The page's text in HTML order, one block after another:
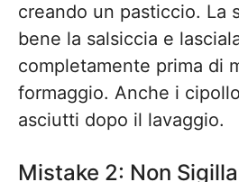
creando un pasticcio. La
bene la salsiccia e
completamente prima di
formaggio. Anche i
asciutti dopo il lavaggio.
Mistake 2: Non